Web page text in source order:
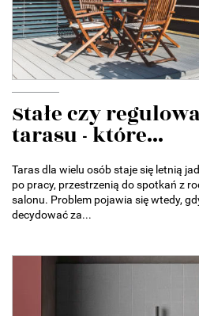
Stałe czy
tarasu - które...
Taras dla wielu osób staje się letnią
po pracy, przestrzenią do spotkań z
salonu. Problem pojawia się wtedy,
decydować za...